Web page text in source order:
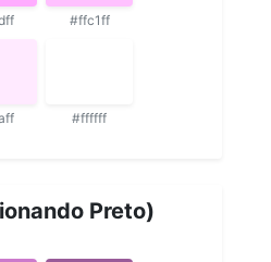
#ffc1ff
#ffffff
Preto)